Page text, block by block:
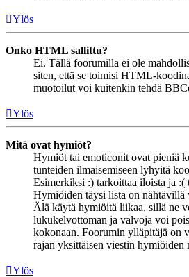
Ylös
Onko HTML sallittu?
Ei. Tällä foorumilla ei ole
siten, että se toimisi HTML-
muotoilut voi kuitenkin tehdä
Ylös
Mitä ovat hymiöt?
Hymiöt tai emoticonit ovat pieniä
tunteiden ilmaisemiseen lyhyitä
Esimerkiksi :) tarkoittaa iloista ja :(
Hymiöiden täysi lista on nähtävillä
Älä käytä hymiöitä liikaa, sillä ne
lukukelvottoman ja valvoja voi
kokonaan. Foorumin ylläpitäjä on
rajan yksittäisen viestin hymiöiden
Ylös